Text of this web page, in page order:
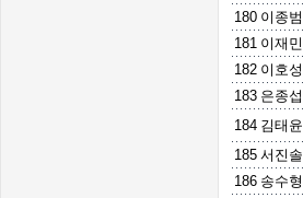
180 이종범
181 이재민
182 이호성
183 은종섭
184 김태윤
185 서진솔
186 송수형